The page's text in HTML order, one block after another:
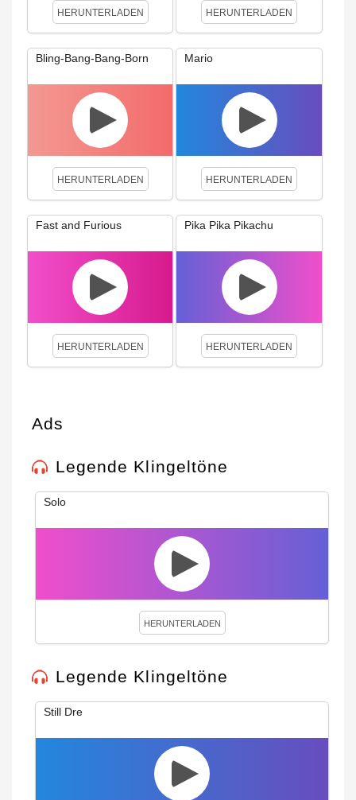
HERUNTERLADEN HERUNTERLADEN
Bling‐Bang‐Bang‐Born
HERUNTERLADEN
Mario
HERUNTERLADEN
Fast and Furious
HERUNTERLADEN
Pika Pika Pikachu
HERUNTERLADEN
Ads
Legende Klingeltöne
Solo
HERUNTERLADEN
Legende Klingeltöne
Still Dre